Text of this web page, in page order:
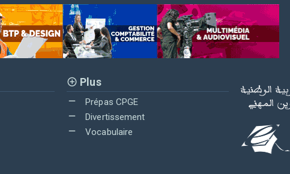
Plus
Prépas CPGE
Divertissement
Vocabulaire